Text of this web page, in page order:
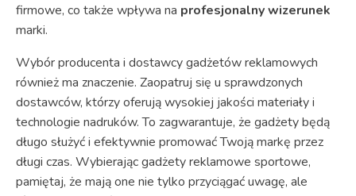
firmowe, co także wpływa na profesjonalny wizerunek
marki.
Wybór producenta i dostawcy gadżetów reklamowych
również ma znaczenie. Zaopatruj się u sprawdzonych
dostawców, którzy oferują wysokiej jakości materiały i
technologie nadruków. To zagwarantuje, że gadżety będą
długo służyć i efektywnie promować Twoją markę przez
długi czas. Wybierając gadżety reklamowe sportowe,
pamiętaj, że mają one nie tylko przyciągać uwagę, ale